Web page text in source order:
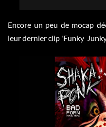
Encore un peu de mocap
leur dernier clip 'Funky